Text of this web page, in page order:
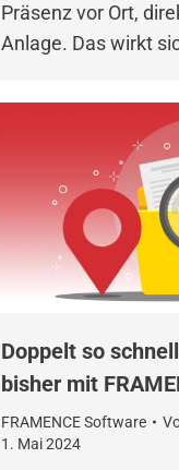
Präsenz vor Ort,
Anlage. Das wirkt
Doppelt so
bisher mit
FRAMENCE Software
1. Mai 2024